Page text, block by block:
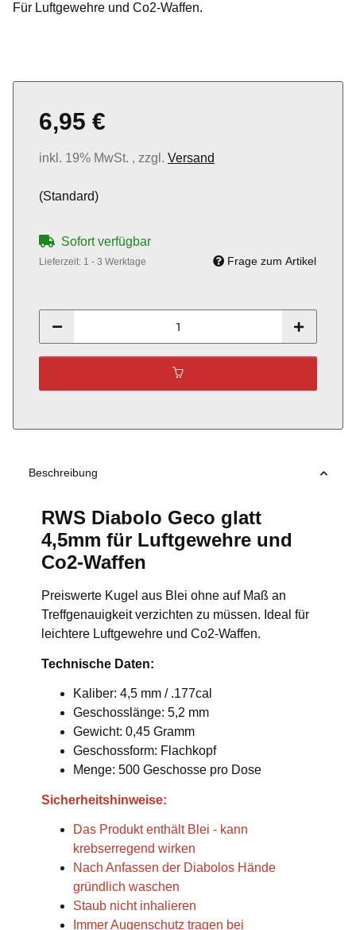
Für Luftgewehre und Co2-Waffen.
6,95 €
inkl. 19% MwSt. , zzgl. Versand
(Standard)
Sofort verfügbar
Lieferzeit: 1 - 3 Werktage Frage zum Artikel
Beschreibung
RWS Diabolo Geco glatt
4,5mm für Luftgewehre und
Co2-Waffen
Preiswerte Kugel aus Blei ohne auf Maß an
Treffgenauigkeit verzichten zu müssen. Ideal für
leichtere Luftgewehre und Co2-Waffen.
Technische Daten:
Kaliber: 4,5 mm / .177cal
Geschosslänge: 5,2 mm
Gewicht: 0,45 Gramm
Geschossform: Flachkopf
Menge: 500 Geschosse pro Dose
Sicherheitshinweise:
Das Produkt enthält Blei - kann
krebserregend wirken
Nach Anfassen der Diabolos Hände
gründlich waschen
Staub nicht inhalieren
Immer Augenschutz tragen bei